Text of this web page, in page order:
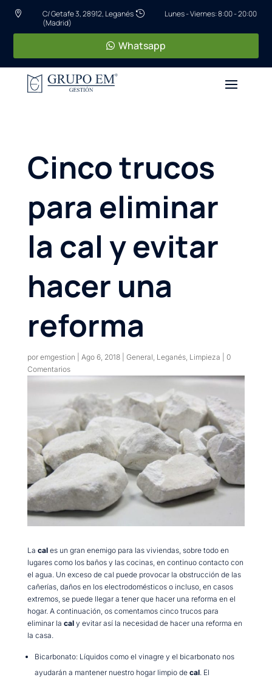

C/ Getafe 3, 28912, Leganés
(Madrid)
 Lunes - Viernes: 8:00 - 20:00
Whatsapp
Cinco trucos
para eliminar
la cal y evitar
hacer una
reforma
por emgestion Ago 6, 2018| General Leganés, Limpieza
0
Comentarios
La cales un gran enemigo para las viviendas, sobre todo en
lugares como los baños y las cocinas, en continuo contacto con
el agua. Un exceso de cal puede provocar la obstrucción de las
cañerías, daños en los electrodomésticos o incluso, en casos
extremos, se puede llegar a tener que hacer una reforma en el
hogar. A continuación, os comentamos cinco trucos para
eliminar la caly evitar así la necesidad de hacer una reforma en
la casa.
Bicarbonato: Líquidos como el vinagre y el bicarbonato nos
ayudarán a mantener nuestro hogar limpio de cal. El